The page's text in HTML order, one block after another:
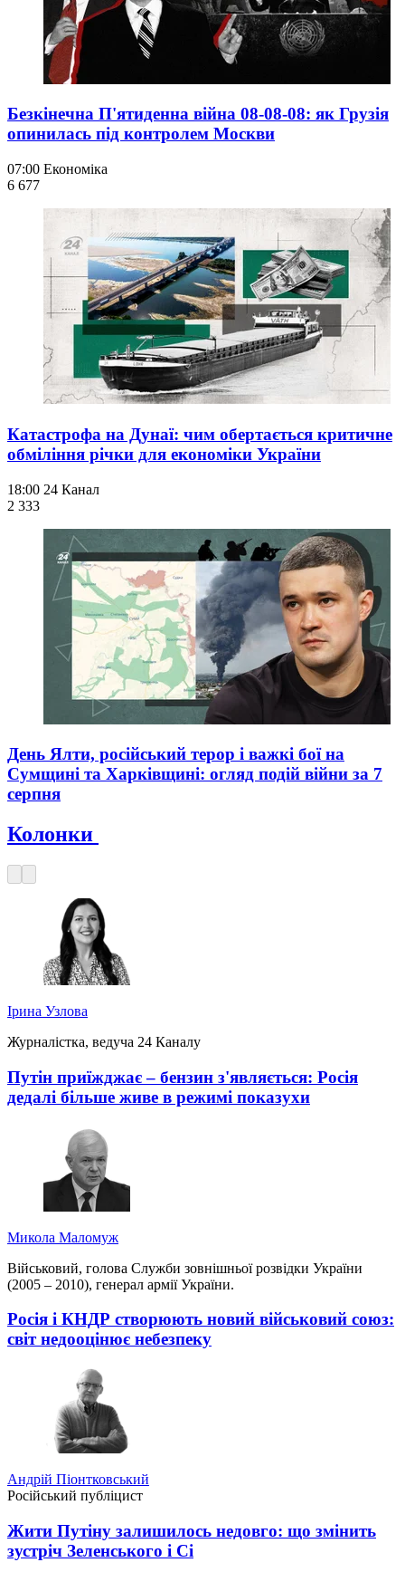
Безкінечна П'ятиденна війна 08-08-08: як Грузія
опинилась під контролем Москви
07:00 Економіка
6 677
Катастрофа на Дунаї: чим обертається критичне
обміління річки для економіки України
18:00 24 Канал
2 333
День Ялти, російський терор і важкі бої на
Сумщині та Харківщині: огляд подій війни за 7
серпня
Колонки
Ірина Узлова
Журналістка, ведуча 24 Каналу
Путін приїжджає – бензин з'являється: Росія
дедалі більше живе в режимі показухи
Микола Маломуж
Військовий, голова Служби зовнішньої розвідки України
(2005 – 2010), генерал армії України.
Росія і КНДР створюють новий військовий союз:
світ недооцінює небезпеку
Андрій Піонтковський
Російський публіцист
Жити Путіну залишилось недовго: що змінить
зустріч Зеленського і Сі